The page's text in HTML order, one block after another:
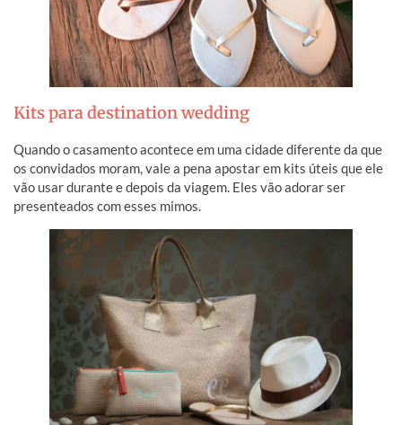
Kits para destination wedding
Quando o casamento acontece em uma cidade diferente da que
os convidados moram, vale a pena apostar em kits úteis que ele
vão usar durante e depois da viagem. Eles vão adorar ser
presenteados com esses mimos.